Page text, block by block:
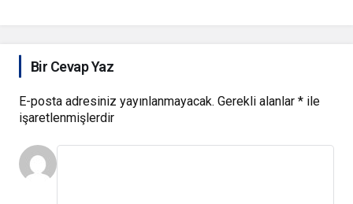
Bir Cevap Yaz
E-posta adresiniz yayınlanmayacak. Gerekli alanlar * ile
işaretlenmişlerdir